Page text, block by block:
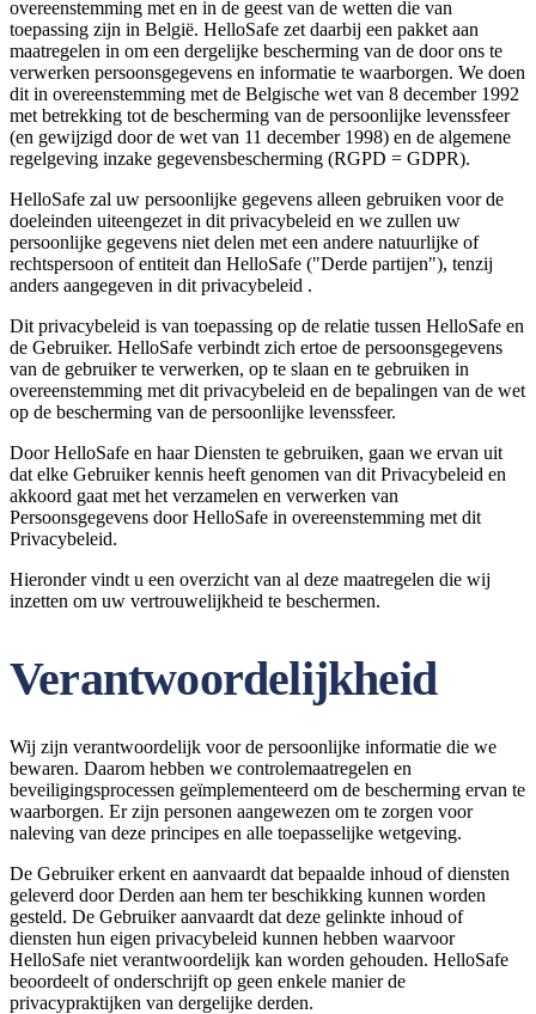
overeenstemming met en in de geest van de wetten die van
toepassing zijn in België. HelloSafe zet daarbij een pakket aan
maatregelen in om een ​​dergelijke bescherming van de door ons te
verwerken persoonsgegevens en informatie te waarborgen. We doen
dit in overeenstemming met de Belgische wet van 8 december 1992
met betrekking tot de bescherming van de persoonlijke levenssfeer
(en gewijzigd door de wet van 11 december 1998) en de algemene
regelgeving inzake gegevensbescherming (RGPD = GDPR).
HelloSafe zal uw persoonlijke gegevens alleen gebruiken voor de
doeleinden uiteengezet in dit privacybeleid en we zullen uw
persoonlijke gegevens niet delen met een andere natuurlijke of
rechtspersoon of entiteit dan HelloSafe ("Derde partijen"), tenzij
anders aangegeven in dit privacybeleid .
Dit privacybeleid is van toepassing op de relatie tussen HelloSafe en
de Gebruiker. HelloSafe verbindt zich ertoe de persoonsgegevens
van de gebruiker te verwerken, op te slaan en te gebruiken in
overeenstemming met dit privacybeleid en de bepalingen van de wet
op de bescherming van de persoonlijke levenssfeer.
Door HelloSafe en haar Diensten te gebruiken, gaan we ervan uit
dat elke Gebruiker kennis heeft genomen van dit Privacybeleid en
akkoord gaat met het verzamelen en verwerken van
Persoonsgegevens door HelloSafe in overeenstemming met dit
Privacybeleid.
Hieronder vindt u een overzicht van al deze maatregelen die wij
inzetten om uw vertrouwelijkheid te beschermen.
Verantwoordelijkheid
Wij zijn verantwoordelijk voor de persoonlijke informatie die we
bewaren. Daarom hebben we controlemaatregelen en
beveiligingsprocessen geïmplementeerd om de bescherming ervan te
waarborgen. Er zijn personen aangewezen om te zorgen voor
naleving van deze principes en alle toepasselijke wetgeving.
De Gebruiker erkent en aanvaardt dat bepaalde inhoud of diensten
geleverd door Derden aan hem ter beschikking kunnen worden
gesteld. De Gebruiker aanvaardt dat deze gelinkte inhoud of
diensten hun eigen privacybeleid kunnen hebben waarvoor
HelloSafe niet verantwoordelijk kan worden gehouden. HelloSafe
beoordeelt of onderschrijft op geen enkele manier de
privacypraktijken van dergelijke derden.